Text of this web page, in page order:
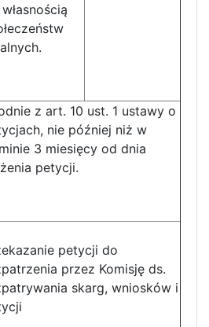
z art. 10 ust. 1 ustawy o
nie później niż w
3 miesięcy od dnia
petycji.
petycji do
przez Komisję ds.
skarg, wniosków i